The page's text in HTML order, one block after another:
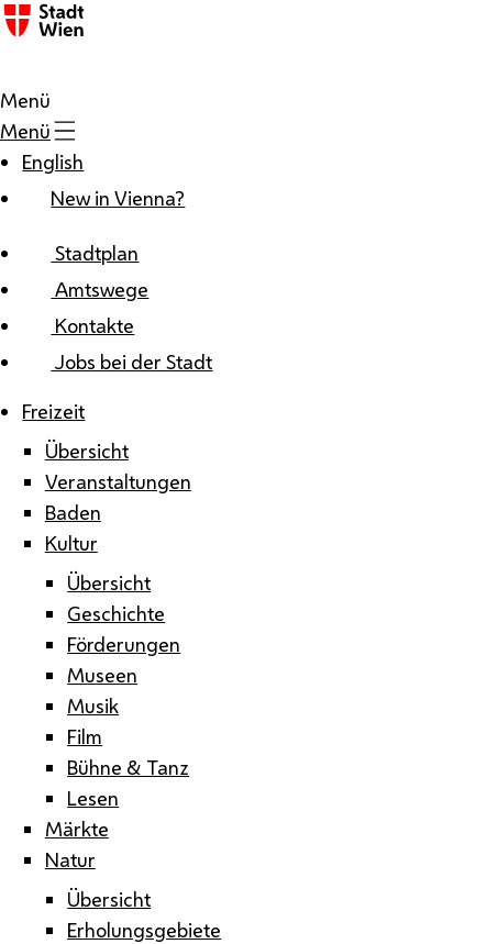
Zum Inhalt
Menü
Menü
English
New in Vienna?
Stadtplan
Amtswege
Kontakte
Jobs bei der Stadt
Freizeit
Übersicht
Veranstaltungen
Baden
Kultur
Übersicht
Geschichte
Förderungen
Museen
Musik
Film
Bühne & Tanz
Lesen
Märkte
Natur
Übersicht
Erholungsgebiete